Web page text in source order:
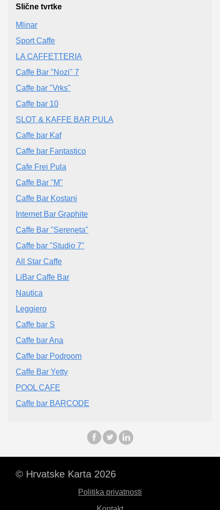
Slične tvrtke
Mlinar
Sport Caffe
LA CAFFETTERIA
Caffe Bar "Nozi" 7
Caffe bar "Vrks"
Caffe bar 10
SLOT & KAFFE BAR PULA
Caffe bar Kaf
Caffe bar Fantastico
Cafe Frei Pula
Caffe Bar "M"
Caffe Bar Kostanj
Internet Bar Graphite
Caffe Bar "Sereneta"
Caffe bar "Studio 7"
All Star Caffe
LiBar Caffe Bar
Nautica
Leggiero
Caffe bar S
Caffe bar Ana
Caffe bar Podroom
Caffe Bar Yetty
POOL CAFE
Caffe bar BARCODE
© Hrvatske Karta 2026
Politika privatnosti